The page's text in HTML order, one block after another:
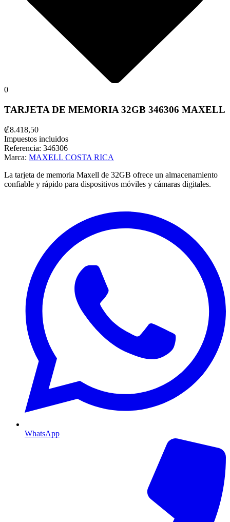
0
TARJETA DE MEMORIA 32GB 346306 MAXELL
₡8.418,50
Impuestos incluidos
Referencia: 346306
Marca: MAXELL COSTA RICA
La tarjeta de memoria Maxell de 32GB ofrece un almacenamiento
confiable y rápido para dispositivos móviles y cámaras digitales.
WhatsApp